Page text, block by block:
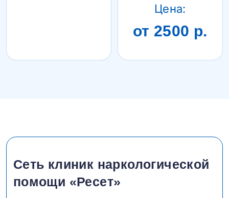
Цена:
от 2500 р.
Сеть клиник наркологической
помощи «Ресет»